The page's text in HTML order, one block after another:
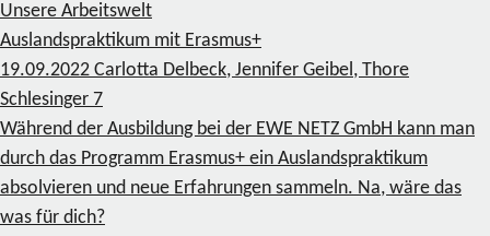
Unsere Arbeitswelt
Auslandspraktikum mit Erasmus+
19.09.2022 Carlotta Delbeck, Jennifer Geibel, Thore
Schlesinger 7
Während der Ausbildung bei der EWE NETZ GmbH kann man
durch das Programm Erasmus+ ein Auslandspraktikum
absolvieren und neue Erfahrungen sammeln. Na, wäre das
was für dich?